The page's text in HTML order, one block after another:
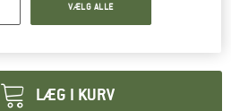
LÆG I KURV
VÆLG ALLE